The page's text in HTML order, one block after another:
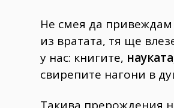
Не смея да
из вратата, тя ще
у нас: книгите,
свирепите нагони в